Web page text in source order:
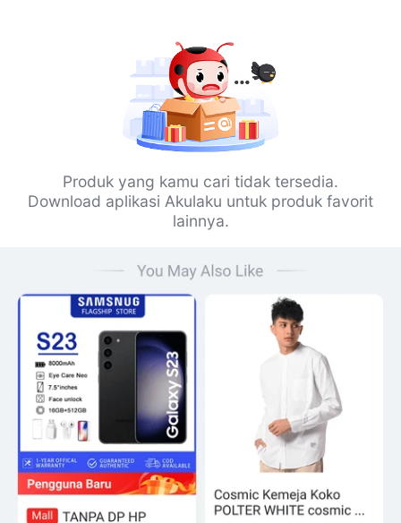
Produk yang kamu cari tidak tersedia.
Download aplikasi Akulaku untuk produk favorit
lainnya.